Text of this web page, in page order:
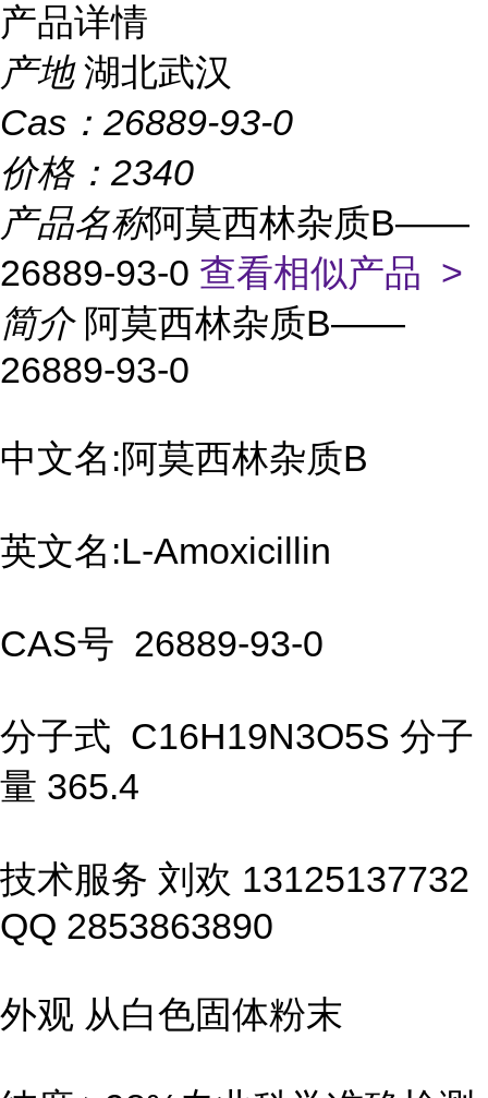
产品详情
产地 湖北武汉
Cas： 26889-93-0
价格： 2340
产品名称阿莫西林杂质B——
26889-93-0 查看相似产品 >
简介 阿莫西林杂质B——
26889-93-0
中文名:阿莫西林杂质B
英文名:L-Amoxicillin
CAS号 26889-93-0
分子式 C16H19N3O5S 分子
量 365.4
技术服务 刘欢 13125137732
QQ 2853863890
外观 从白色固体粉末